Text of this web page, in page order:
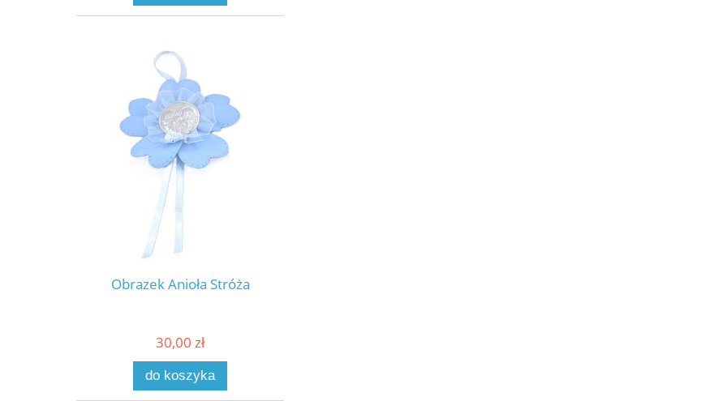
Obrazek Anioła Stróża
30,00 zł
do koszyka